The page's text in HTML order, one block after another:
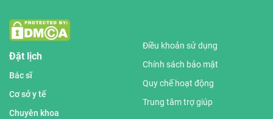
Đặt lịch
Bác sĩ
Cơ sở y tế
Chuyên khoa
Điều khoản sử dụng
Chính sách bảo mật
Quy chế hoạt động
Trung tâm trợ giúp